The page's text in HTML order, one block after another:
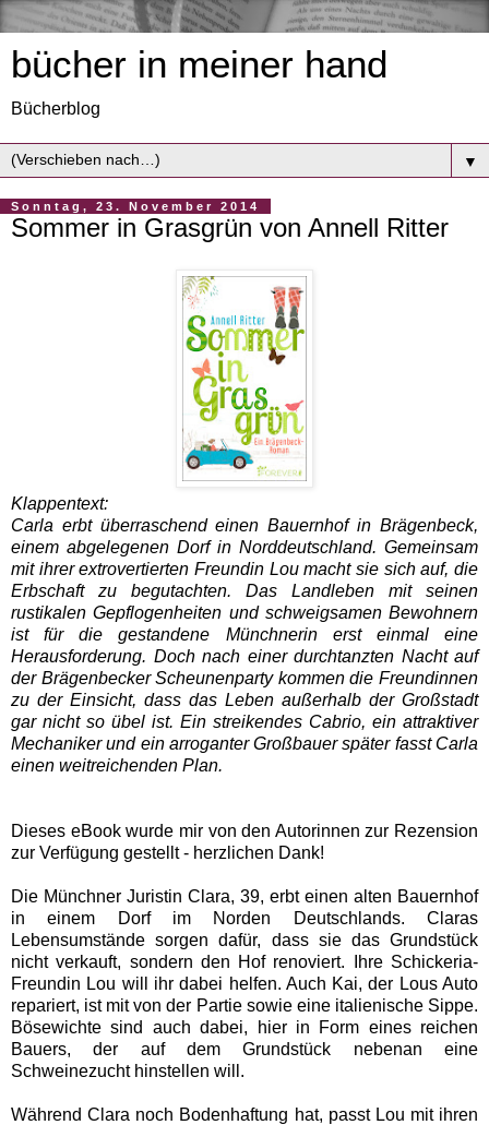
bücher in meiner hand
Bücherblog
▼
Sonntag, 23. November 2014
Sommer in Grasgrün von Annell Ritter
Klappentext:
Carla erbt überraschend einen Bauernhof in Brägenbeck,
einem abgelegenen Dorf in Norddeutschland. Gemeinsam
mit ihrer extrovertierten Freundin Lou macht sie sich auf, die
Erbschaft zu begutachten. Das Landleben mit seinen
rustikalen Gepflogenheiten und schweigsamen Bewohnern
ist für die gestandene Münchnerin erst einmal eine
Herausforderung. Doch nach einer durchtanzten Nacht auf
der Brägenbecker Scheunenparty kommen die Freundinnen
zu der Einsicht, dass das Leben außerhalb der Großstadt
gar nicht so übel ist. Ein streikendes Cabrio, ein attraktiver
Mechaniker und ein arroganter Großbauer später fasst Carla
einen weitreichenden Plan.
Dieses eBook wurde mir von den Autorinnen zur Rezension
zur Verfügung gestellt - herzlichen Dank!
Die Münchner Juristin Clara, 39, erbt einen alten Bauernhof
in einem Dorf im Norden Deutschlands. Claras
Lebensumstände sorgen dafür, dass sie das Grundstück
nicht verkauft, sondern den Hof renoviert. Ihre Schickeria-
Freundin Lou will ihr dabei helfen. Auch Kai, der Lous Auto
repariert, ist mit von der Partie sowie eine italienische Sippe.
Bösewichte sind auch dabei, hier in Form eines reichen
Bauers, der auf dem Grundstück nebenan eine
Schweinezucht hinstellen will.
Während Clara noch Bodenhaftung hat, passt Lou mit ihren